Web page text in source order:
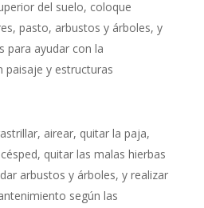
del suelo, coloque
pasto, arbustos y árboles, y
para ayudar con la
paisaje y estructuras
airear, quitar la paja,
quitar las malas hierbas
arbustos y árboles, y realizar
según las